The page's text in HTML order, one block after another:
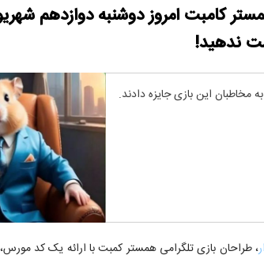
کامبت امروز دوشنبه دوازدهم
ندهید!
این بازی جایزه دادند.
، طراحان بازی تلگرامی همستر کمبت با ارائه یک کد